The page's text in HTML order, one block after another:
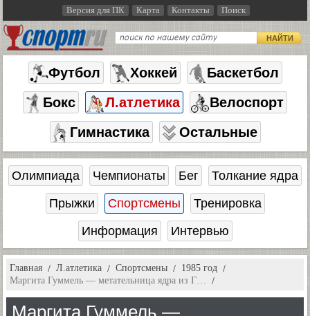
Версия для ПК Карта Контакты Поиск
НАЙТИ
Футбол Хоккей
Баскетбол
Бокс
Л.атлетика
Велоспорт
Гимнастика
Остальные
Олимпиада Чемпионаты Бег
Толкание ядра
Прыжки
Спортсмены
Тренировка
Информация
Интервью
Главная Л.атлетика Спортсмены
1985 год
Маргита Гуммель — метательница ядра из Г…
Маргита Гуммель —